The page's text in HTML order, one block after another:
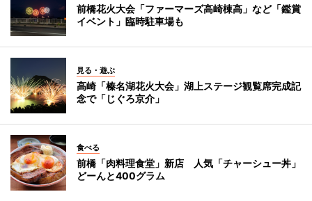
前橋花火大会「ファーマーズ高崎棟高」など「鑑賞
イベント」臨時駐車場も
見る・遊ぶ
高崎「榛名湖花火大会」湖上ステージ観覧席完成記
念で「じぐろ京介」
食べる
前橋「肉料理食堂」新店 人気「チャーシュー丼」
どーんと400グラム